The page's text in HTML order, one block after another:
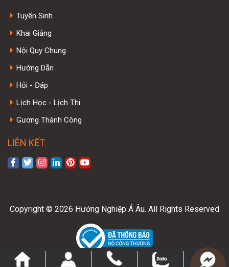
Tuyển Sinh
Khai Giảng
Nội Quy Chung
Hướng Dẫn
Hỏi - Đáp
Lịch Học - Lịch Thi
Gương Thành Công
LIÊN KẾT
Copyright © 2026 Hướng Nghiệp Á Âu. All Rights Reserved